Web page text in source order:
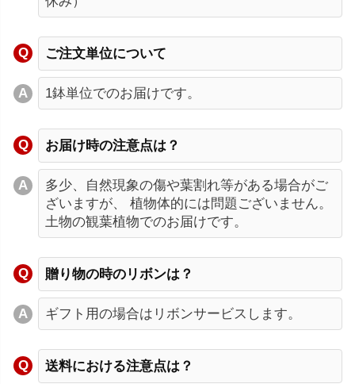
ご注文単位について
1鉢単位でのお届けです。
お届け時の注意点は？
多少、自然現象の傷や葉割れ等がある場合がご
ざいますが、 植物体的には問題ございません。
土物の観葉植物でのお届けです。
贈り物の時のリボンは？
ギフト用の場合はリボンサービスします。
送料における注意点は？